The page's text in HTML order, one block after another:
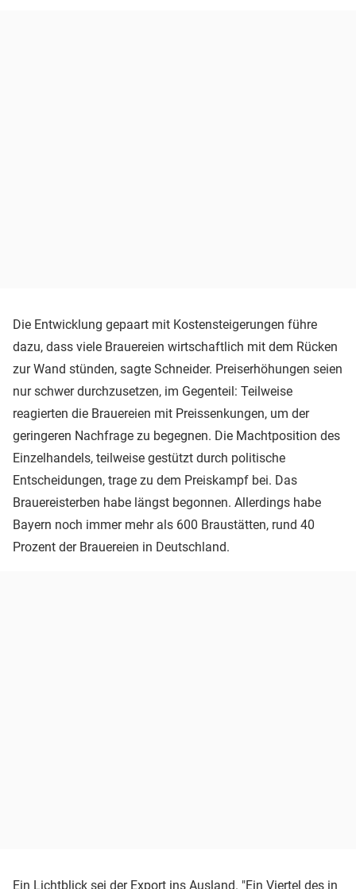
Die Entwicklung gepaart mit Kostensteigerungen führe
dazu, dass viele Brauereien wirtschaftlich mit dem Rücken
zur Wand stünden, sagte Schneider. Preiserhöhungen seien
nur schwer durchzusetzen, im Gegenteil: Teilweise
reagierten die Brauereien mit Preissenkungen, um der
geringeren Nachfrage zu begegnen. Die Machtposition des
Einzelhandels, teilweise gestützt durch politische
Entscheidungen, trage zu dem Preiskampf bei. Das
Brauereisterben habe längst begonnen. Allerdings habe
Bayern noch immer mehr als 600 Braustätten, rund 40
Prozent der Brauereien in Deutschland.
Ein Lichtblick sei der Export ins Ausland. "Ein Viertel des in